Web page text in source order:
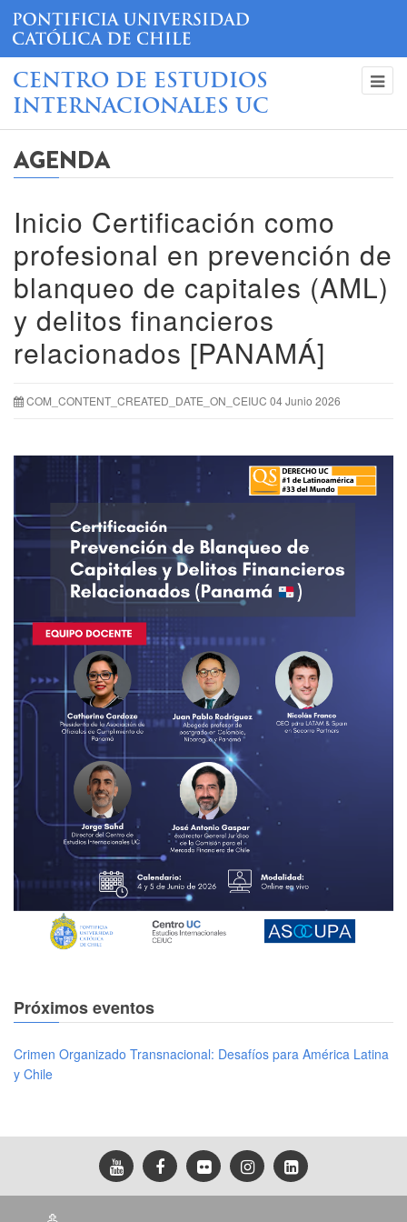
CENTRO DE ESTUDIOS
INTERNACIONALES UC
AGENDA
Inicio Certificación como
profesional en prevención de
blanqueo de capitales (AML)
y delitos financieros
relacionados [PANAMÁ]
COM_CONTENT_CREATED_DATE_ON_CEIUC 04 Junio 2026
Próximos eventos
Crimen Organizado Transnacional: Desafíos para América Latina
y Chile